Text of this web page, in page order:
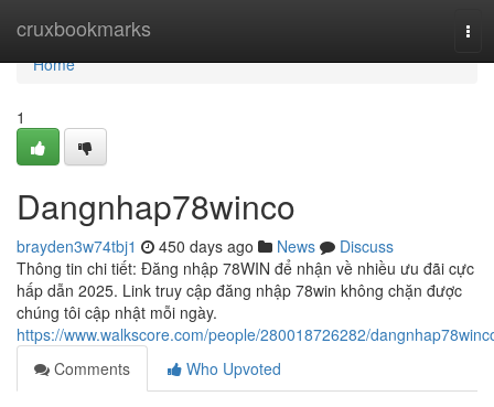
cruxbookmarks
Home
Home
1
Dangnhap78winco
brayden3w74tbj1 450 days ago News
Discuss
Thông tin chi tiết: Đăng nhập 78WIN để nhận về nhiều ưu đãi cực
hấp dẫn 2025. Link truy cập đăng nhập 78win không chặn được
chúng tôi cập nhật mỗi ngày.
https://www.walkscore.com/people/280018726282/
Comments
Who Upvoted